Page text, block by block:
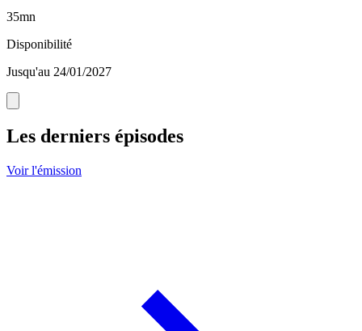
35mn
Disponibilité
Jusqu'au 24/01/2027
Les derniers épisodes
Voir l'émission